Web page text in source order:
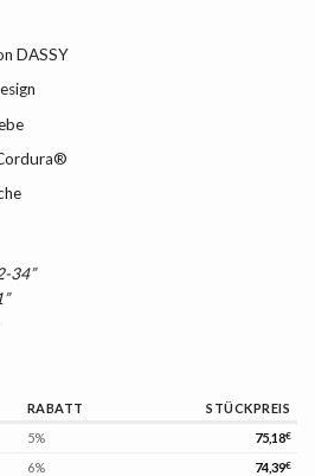
DASSY
34”
RABATT
STÜCKPREIS
5% 75,18€
6% 74,39€